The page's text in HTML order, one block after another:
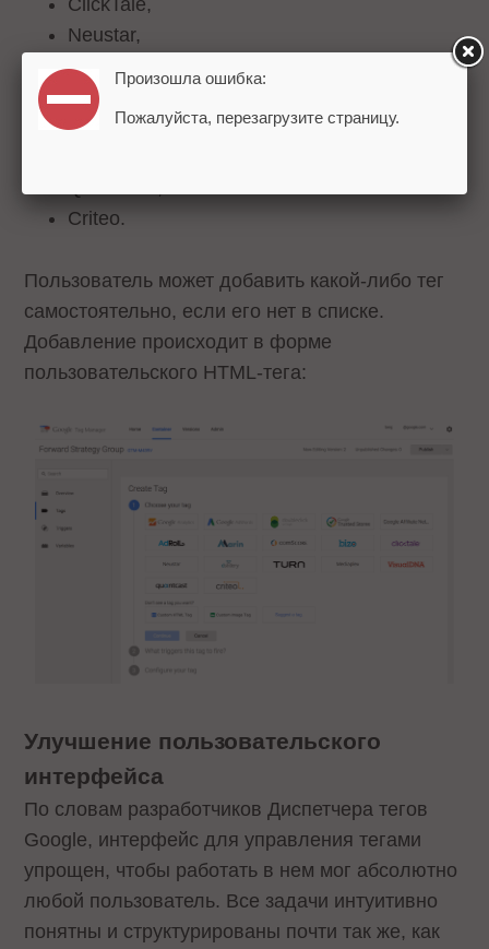
ClickTale,
Neustar,
Distillery,
Turn,
Mediaplex,
Criteo.
Пользователь может добавить какой-либо тег
самостоятельно, если его нет в списке.
Добавление происходит в форме
пользовательского HTML-тега:
Улучшение пользовательского
интерфейса
По словам разработчиков Диспетчера тегов
Google, интерфейс для управления тегами
упрощен, чтобы работать в нем мог абсолютно
любой пользователь. Все задачи интуитивно
понятны и структурированы почти так же, как
Произошла ошибка:
Пожалуйста, перезагрузите страницу.